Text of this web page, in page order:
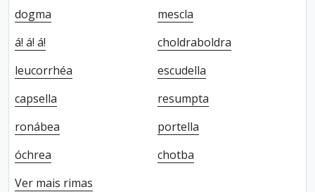
dogma
mescla
á! á! á!
choldraboldra
leucorrhéa
escudella
capsella
resumpta
ronábea
portella
óchrea
chotba
Ver mais rimas